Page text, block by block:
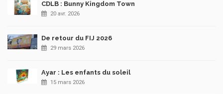
CDLB : Bunny Kingdom Town
20 avr. 2026
De retour du FIJ 2026
29 mars 2026
Ayar : Les enfants du soleil
15 mars 2026